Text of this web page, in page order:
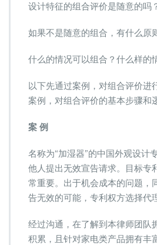
序
组
评
价
的
逻
辑
设计特征的组合评价是随意的吗
如果不是随意的组合，有什么原
什么的情况可以组合？什么样的
以下先通过案例，对组合评价进
案例，对组合评价的基本步骤和
案 例
名称为“加湿器”的中国外观设计
他人提出无效宣告请求。目标专
常重要。出于机会成本的问题，
告无效的可能，专利权方选择代
经过沟通，在了解到本律师团队
积累，且针对家电类产品拥有丰